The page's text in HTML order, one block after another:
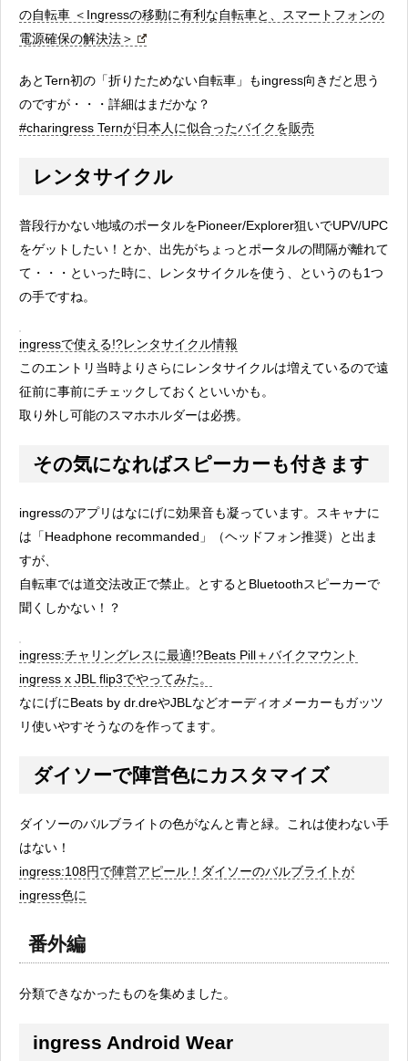
の自転車 ＜Ingressの移動に有利な自転車と、スマートフォンの
電源確保の解決法＞
あとTern初の「折りたためない自転車」もingress向きだと思う
のですが・・・詳細はまだかな？
#charingress Ternが日本人に似合ったバイクを販売
レンタサイクル
普段行かない地域のポータルをPioneer/Explorer狙いでUPV/UPC
をゲットしたい！とか、出先がちょっとポータルの間隔が離れて
て・・・といった時に、レンタサイクルを使う、というのも1つ
の手ですね。
ingressで使える!?レンタサイクル情報
このエントリ当時よりさらにレンタサイクルは増えているので遠
征前に事前にチェックしておくといいかも。
取り外し可能のスマホホルダーは必携。
その気になればスピーカーも付きます
ingressのアプリはなにげに効果音も凝っています。スキャナに
は「Headphone recommanded」（ヘッドフォン推奨）と出ま
すが、
自転車では道交法改正で禁止。とするとBluetoothスピーカーで
聞くしかない！？
ingress:チャリングレスに最適!?Beats Pill＋バイクマウント
ingress x JBL flip3でやってみた。
なにげにBeats by dr.dreやJBLなどオーディオメーカーもガッツ
リ使いやすそうなのを作ってます。
ダイソーで陣営色にカスタマイズ
ダイソーのバルブライトの色がなんと青と緑。これは使わない手
はない！
ingress:108円で陣営アピール！ダイソーのバルブライトが
ingress色に
番外編
分類できなかったものを集めました。
ingress Android Wear